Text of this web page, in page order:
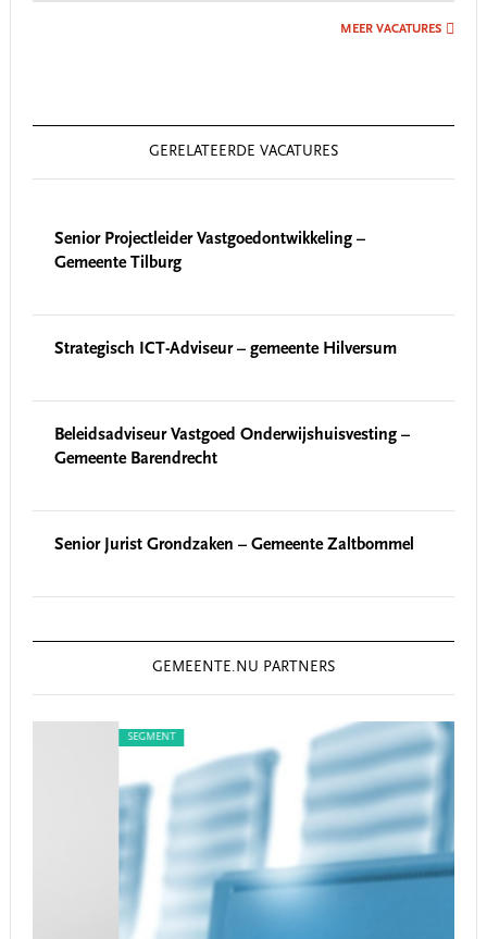
MEER VACATURES
GERELATEERDE VACATURES
Senior Projectleider Vastgoedontwikkeling –
Gemeente Tilburg
Strategisch ICT-Adviseur – gemeente Hilversum
Beleidsadviseur Vastgoed Onderwijshuisvesting –
Gemeente Barendrecht
Senior Jurist Grondzaken – Gemeente Zaltbommel
GEMEENTE.NU PARTNERS